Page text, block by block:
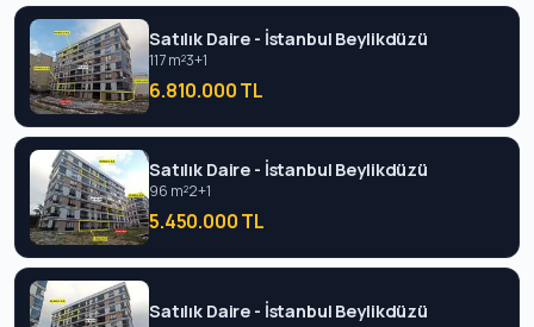
Satılık Daire - İstanbul Beylikdüzü
117 m²3+1
6.810.000 TL
Satılık Daire - İstanbul Beylikdüzü
96 m²2+1
5.450.000 TL
Satılık Daire - İstanbul Beylikdüzü